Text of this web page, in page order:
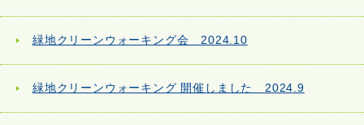
緑地クリーンウォーキング会 2024.10
緑地クリーンウォーキング 開催しました 2024.9